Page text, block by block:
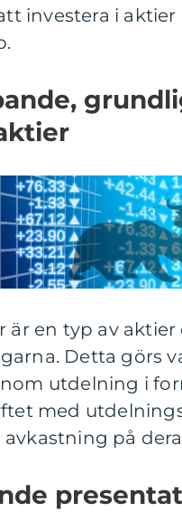
investera i
är en typ av
Detta görs
utdelning i
med
på